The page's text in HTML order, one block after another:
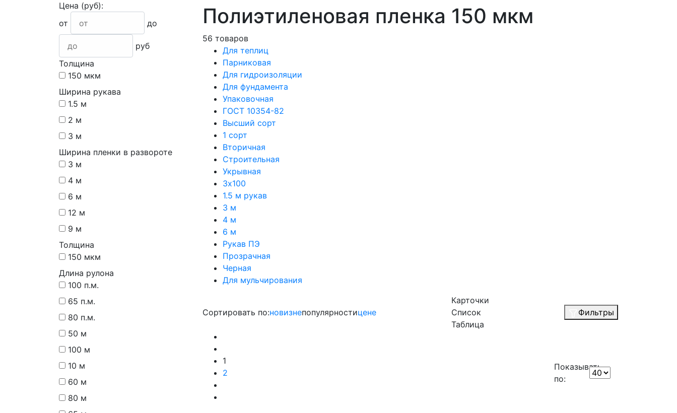
Цена (руб):
от
до
руб
Толщина
150 мкм
Ширина рукава
1.5 м
2 м
3 м
Ширина пленки в развороте
3 м
4 м
6 м
12 м
9 м
Толщина
150 мкм
Длина рулона
100 п.м.
65 п.м.
80 п.м.
50 м
100 м
10 м
60 м
80 м
Полиэтиленовая пленка 150 мкм
56 товаров
Для теплиц
Парниковая
Для гидроизоляции
Для фундамента
Упаковочная
ГОСТ 10354-82
Высший сорт
1 сорт
Вторичная
Строительная
Укрывная
3х100
1.5 м рукав
3 м
4 м
6 м
Рукав ПЭ
Прозрачная
Черная
Для мульчирования
Сортировать по:новизнепопулярностицене
Карточки
Список
Таблица
Фильтры
1
2
Показывать
по: